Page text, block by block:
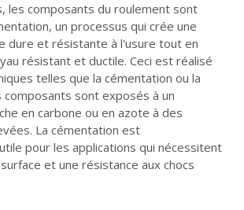
les composants du roulement sont
un processus qui crée une
dure et résistante à l'usure tout en
résistant et ductile. Ceci est réalisé
telles que la cémentation ou la
sont exposés à un
en carbone ou en azote à des
La cémentation est
pour les applications qui nécessitent
et une résistance aux chocs